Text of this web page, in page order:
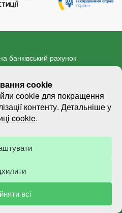
банківський рахунок